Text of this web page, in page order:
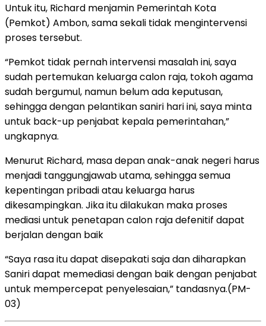
Untuk itu, Richard menjamin Pemerintah Kota
(Pemkot) Ambon, sama sekali tidak mengintervensi
proses tersebut.
“Pemkot tidak pernah intervensi masalah ini, saya
sudah pertemukan keluarga calon raja, tokoh agama
sudah bergumul, namun belum ada keputusan,
sehingga dengan pelantikan saniri hari ini, saya minta
untuk back-up penjabat kepala pemerintahan,”
ungkapnya.
Menurut Richard, masa depan anak-anak negeri harus
menjadi tanggungjawab utama, sehingga semua
kepentingan pribadi atau keluarga harus
dikesampingkan. Jika itu dilakukan maka proses
mediasi untuk penetapan calon raja defenitif dapat
berjalan dengan baik
“Saya rasa itu dapat disepakati saja dan diharapkan
Saniri dapat memediasi dengan baik dengan penjabat
untuk mempercepat penyelesaian,” tandasnya.(PM-
03)